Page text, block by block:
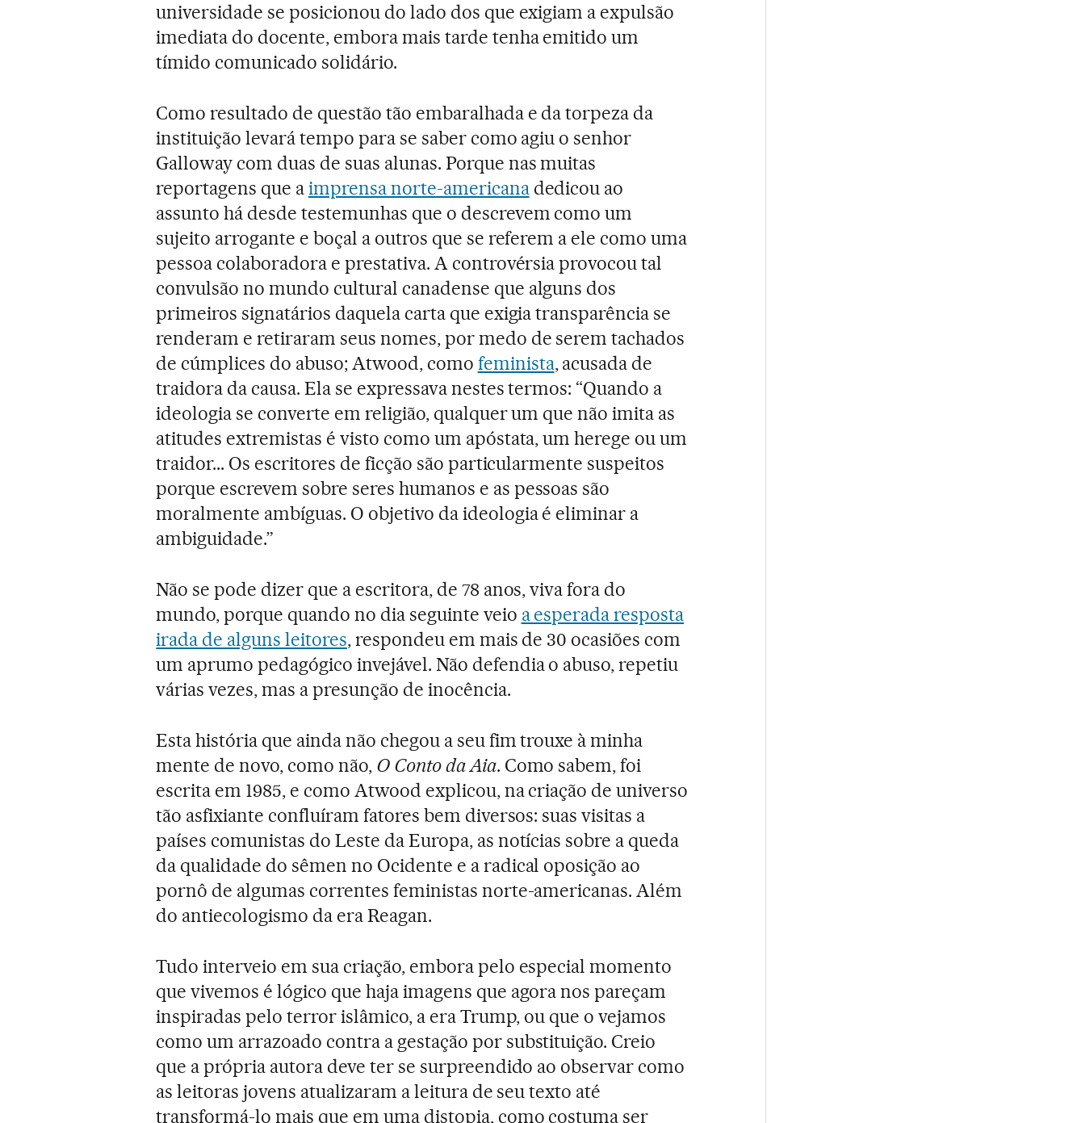
universidade se posicionou do lado dos que exigiam a expulsão
imediata do docente, embora mais tarde tenha emitido um
tímido comunicado solidário.
Como resultado de questão tão embaralhada e da torpeza da
instituição levará tempo para se saber como agiu o senhor
Galloway com duas de suas alunas. Porque nas muitas
reportagens que aimprensa norte-americanadedicou ao
assunto há desde testemunhas que o descrevem como um
sujeito arrogante e boçal a outros que se referem a ele como uma
pessoa colaboradora e prestativa. A controvérsia provocou tal
convulsão no mundo cultural canadense que alguns dos
primeiros signatários daquela carta que exigia transparência se
renderam e retiraram seus nomes, por medo de serem tachados
de cúmplices do abuso; Atwood, como feminista, acusada de
traidora da causa. Ela se expressava nestes termos: “Quando a
ideologia se converte em religião, qualquer um que não imita as
atitudes extremistas é visto como um apóstata, um herege ou um
traidor... Os escritores de ficção são particularmente suspeitos
porque escrevem sobre seres humanos e as pessoas são
moralmente ambíguas. O objetivo da ideologia é eliminar a
ambiguidade.”
Não se pode dizer que a escritora, de 78 anos, viva fora do
mundo, porque quando no dia seguinte veio a esperada resposta
irada de alguns leitores, respondeu em mais de 30 ocasiões com
um aprumo pedagógico invejável. Não defendia o abuso, repetiu
várias vezes, mas a presunção de inocência.
Esta história que ainda não chegou a seu fim trouxe à minha
mente de novo, como não, O Conto da Aia. Como sabem, foi
escrita em 1985, e como Atwood explicou, na criação de universo
tão asfixiante confluíram fatores bem diversos: suas visitas a
países comunistas do Leste da Europa, as notícias sobre a queda
da qualidade do sêmen no Ocidente e a radical oposição ao
pornô de algumas correntes feministas norte-americanas. Além
do antiecologismo da era Reagan.
Tudo interveio em sua criação, embora pelo especial momento
que vivemos é lógico que haja imagens que agora nos pareçam
inspiradas pelo terror islâmico, a era Trump, ou que o vejamos
como um arrazoado contra a gestação por substituição. Creio
que a própria autora deve ter se surpreendido ao observar como
as leitoras jovens atualizaram a leitura de seu texto até
transformá-lo mais que em uma distopia, como costuma ser